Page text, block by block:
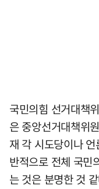
국민의힘 선거대책
은 중앙선거대책위
재 각 시도당이나
반적으로 전체 국민
는 것은 분명한 것